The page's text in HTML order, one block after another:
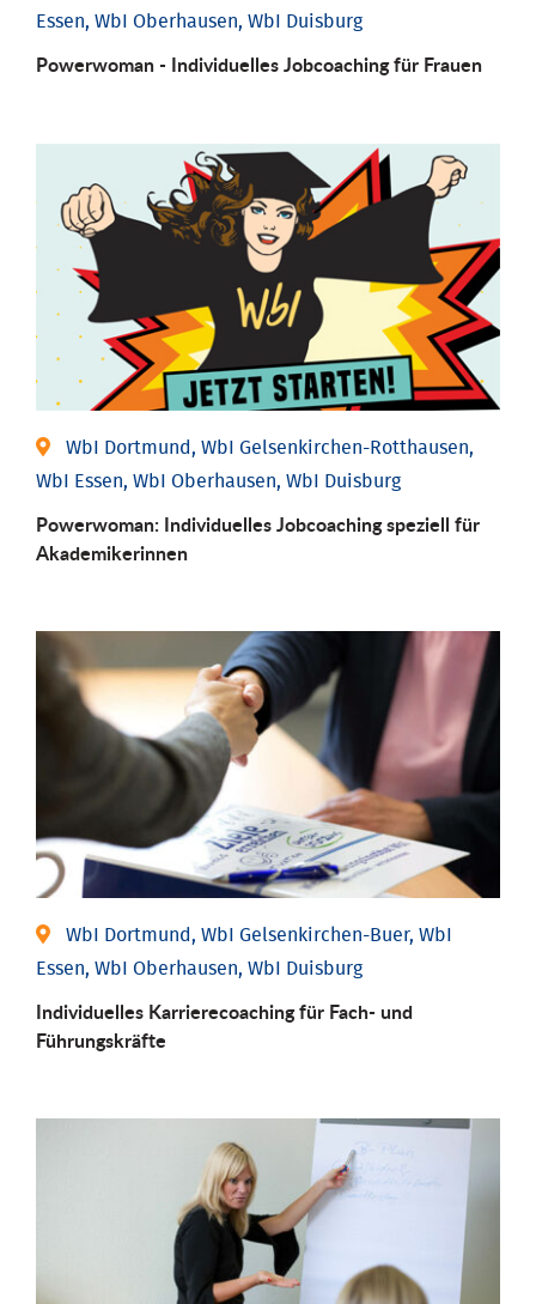
Essen, WbI Oberhausen, WbI Duisburg
Powerwoman - Individu­elles Job­coaching für Frauen
WbI Dortmund, WbI Gelsenkirchen-Rotthausen,
WbI Essen, WbI Oberhausen, WbI Duisburg
Powerwoman: Individu­elles Job­coaching speziell für
Aka­demiker­innen
WbI Dortmund, WbI Gelsenkirchen-Buer, WbI
Essen, WbI Oberhausen, WbI Duisburg
Individu­elles Karrierecoaching für Fach-­ und
Führungs­kräfte